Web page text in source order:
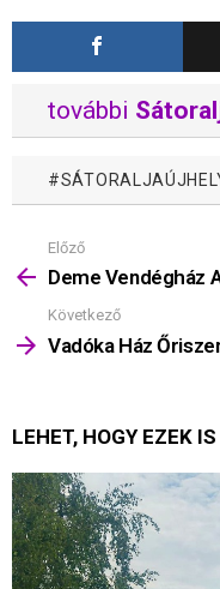
további
Mutass
többet
Előző
Deme Vendégház
Következő
Vadóka Ház
LEHET, HOGY EZEK